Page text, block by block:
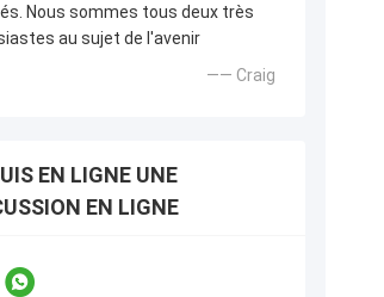
Nous sommes tous deux très
au sujet de l'avenir
—— Craig
EN LIGNE UNE
EN LIGNE